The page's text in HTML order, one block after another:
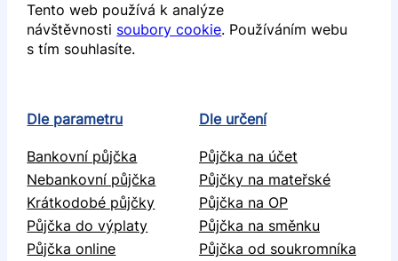
Tento web používá k analýze
návštěvnosti soubory cookie. Používáním webu
s tím souhlasíte.
Dle parametru
Bankovní půjčka
Nebankovní půjčka
Krátkodobé půjčky
Půjčka do výplaty
Půjčka online
Dle určení
Půjčka na účet
Půjčky na mateřské
Půjčka na OP
Půjčka na směnku
Půjčka od soukromníka